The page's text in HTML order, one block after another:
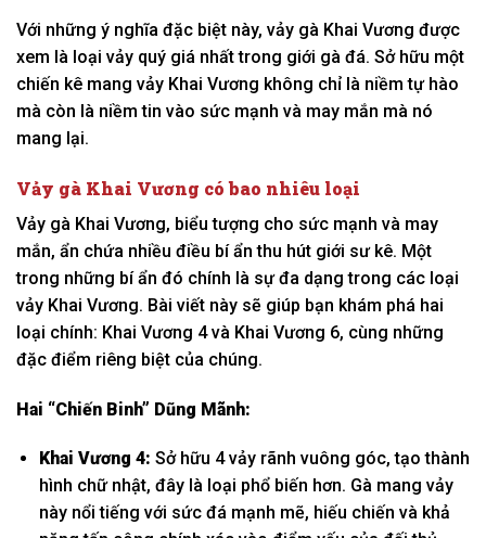
Với những ý nghĩa đặc biệt này, vảy gà Khai Vương được
xem là loại vảy quý giá nhất trong giới gà đá. Sở hữu một
chiến kê mang vảy Khai Vương không chỉ là niềm tự hào
mà còn là niềm tin vào sức mạnh và may mắn mà nó
mang lại.
Vảy gà Khai Vương có bao nhiêu loại
Vảy gà Khai Vương, biểu tượng cho sức mạnh và may
mắn, ẩn chứa nhiều điều bí ẩn thu hút giới sư kê. Một
trong những bí ẩn đó chính là sự đa dạng trong các loại
vảy Khai Vương. Bài viết này sẽ giúp bạn khám phá hai
loại chính: Khai Vương 4 và Khai Vương 6, cùng những
đặc điểm riêng biệt của chúng.
Hai “Chiến Binh” Dũng Mãnh:
Khai Vương 4: Sở hữu 4 vảy rãnh vuông góc, tạo thành
hình chữ nhật, đây là loại phổ biến hơn. Gà mang vảy
này nổi tiếng với sức đá mạnh mẽ, hiếu chiến và khả